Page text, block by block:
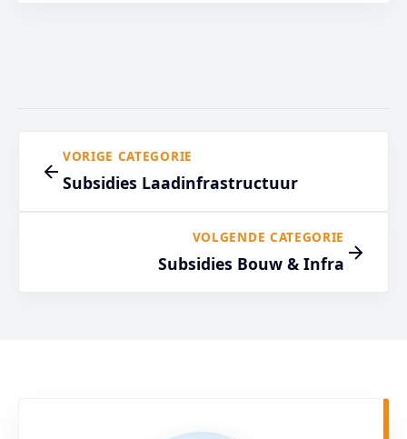
VORIGE CATEGORIE
Subsidies Laadinfrastructuur
VOLGENDE CATEGORIE
Subsidies Bouw & Infra